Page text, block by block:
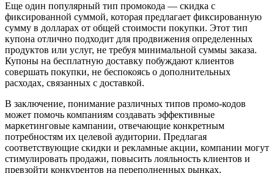
Еще один популярный тип промокода — скидка с
фиксированной суммой, которая предлагает фиксированную
сумму в долларах от общей стоимости покупки. Этот тип
купона отлично подходит для продвижения определенных
продуктов или услуг, не требуя минимальной суммы заказа.
Купоны на бесплатную доставку побуждают клиентов
совершать покупки, не беспокоясь о дополнительных
расходах, связанных с доставкой.
В заключение, понимание различных типов промо-кодов
может помочь компаниям создавать эффективные
маркетинговые кампании, отвечающие конкретным
потребностям их целевой аудитории. Предлагая
соответствующие скидки и рекламные акции, компании могут
стимулировать продажи, повысить лояльность клиентов и
превзойти конкурентов на переполненных рынках.